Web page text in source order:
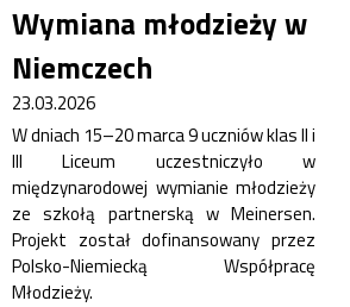
Wymiana młodzieży w
Niemczech
23.03.2026
W dniach 15–20 marca 9 uczniów klas II i
III Liceum uczestniczyło w
międzynarodowej wymianie młodzieży
ze szkołą partnerską w Meinersen.
Projekt został dofinansowany przez
Polsko-Niemiecką Współpracę
Młodzieży.